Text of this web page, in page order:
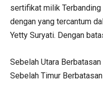
sertifikat milik
dengan yang tercantum
Yetty Suryati. Dengan
Sebelah Utara
Sebelah Timur